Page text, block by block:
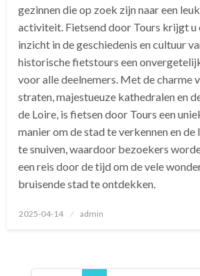
gezinnen die op zoek zijn naar een
activiteit. Fietsend door Tours krijgt u
inzicht in de geschiedenis en cultuur
historische fietstours een
voor alle deelnemers. Met de charme
straten, majestueuze kathedralen en
de Loire, is fietsen door Tours een
manier om de stad te verkennen en
te snuiven, waardoor bezoekers
een reis door de tijd om de vele
bruisende stad te ontdekken.
Geplaatst
2025-04-14 admin
Berichten